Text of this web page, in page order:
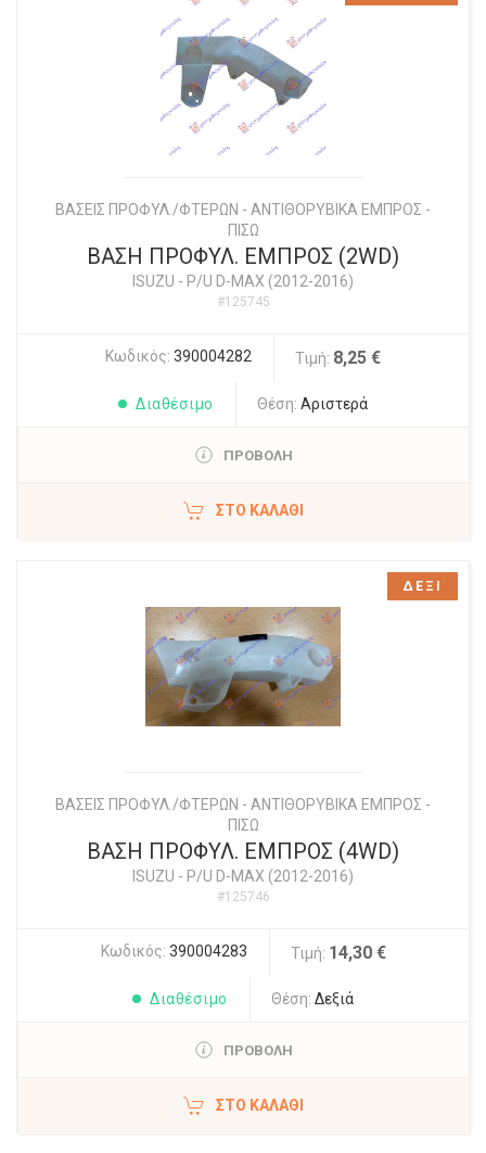
ΒΑΣΕΙΣ ΠΡΟΦΥΛ./ΦΤΕΡΩΝ - ΑΝΤΙΘΟΡΥΒΙΚΑ ΕΜΠΡΟΣ -
ΠΙΣΩ
ΒΑΣΗ ΠΡΟΦΥΛ. ΕΜΠΡΟΣ (2WD)
ISUZU - P/U D-MAX (2012-2016)
#125745
Κωδικός: 390004282 Τιμή: 8,25 €
Διαθέσιμο Θέση: Αριστερά
ΠΡΟΒΟΛΗ
ΣΤΟ ΚΑΛΆΘΙ
ΒΑΣΕΙΣ ΠΡΟΦΥΛ./ΦΤΕΡΩΝ - ΑΝΤΙΘΟΡΥΒΙΚΑ ΕΜΠΡΟΣ -
ΠΙΣΩ
ΒΑΣΗ ΠΡΟΦΥΛ. ΕΜΠΡΟΣ (4WD)
ISUZU - P/U D-MAX (2012-2016)
#125746
Κωδικός: 390004283 Τιμή: 14,30 €
Διαθέσιμο Θέση: Δεξιά
ΠΡΟΒΟΛΗ
ΣΤΟ ΚΑΛΆΘΙ
ΔΕΞΙ